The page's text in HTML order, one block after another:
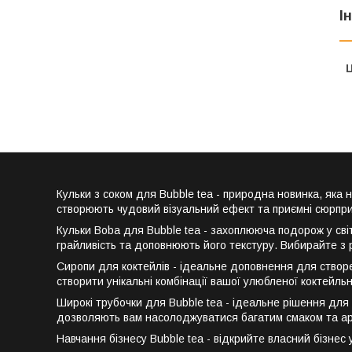
Кульки з соком для Bubble tea - природна новинка, яка
створюють чудовий візуальний ефект та приємні
Кульки Boba для Bubble tea - захоплююча подорож у
грайливість та доповнюють його текстуру. Вибирайте з
Сиропи для коктейлів - ідеальне доповнення для
створити унікальні комбінації вашої улюбленої
Широкі трубочки для Bubble tea - ідеальне рішення для
дозволяють вам насолоджуватися багатим смаком та
Навчання бізнесу Bubble tea - відкрийте власний